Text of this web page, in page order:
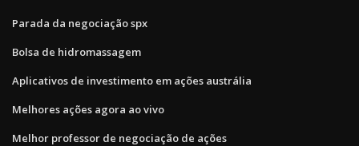
Parada da negociação spx
Bolsa de hidromassagem
Aplicativos de investimento em ações austrália
Melhores ações agora ao vivo
Melhor professor de negociação de ações